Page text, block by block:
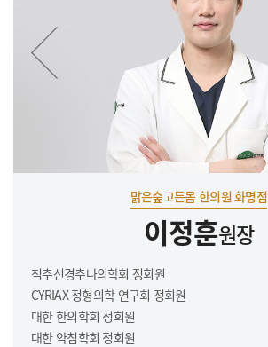
맑은숲고든몸 한의원 화명점
이정훈원장
척추신경추나의학회 정회원
CYRIAX 정형의학 연구회 정회원
대한 한의학회 정회원
대한 약침학회 정회원